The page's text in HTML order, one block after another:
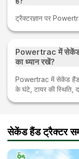
ट्रैक्टरज्ञान पर
Powertrac में सेकेंड
का ध्यान रखें?
Powertrac में सेकेंड हैंड
के घंटे, टायर की स्थिति,
सेकेंड हैंड ट्रैक्टर